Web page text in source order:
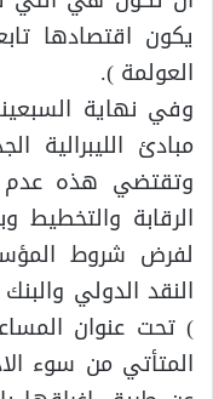
يكون اقتصادها
العولمة ).
وفي نهاية
مبادئ الليبرالية
وتقتضي هذه عدم
الرقابة والتخطيط
لفرض شروط
النقد الدولي
) تحت عنوان
المتأتي من سوء